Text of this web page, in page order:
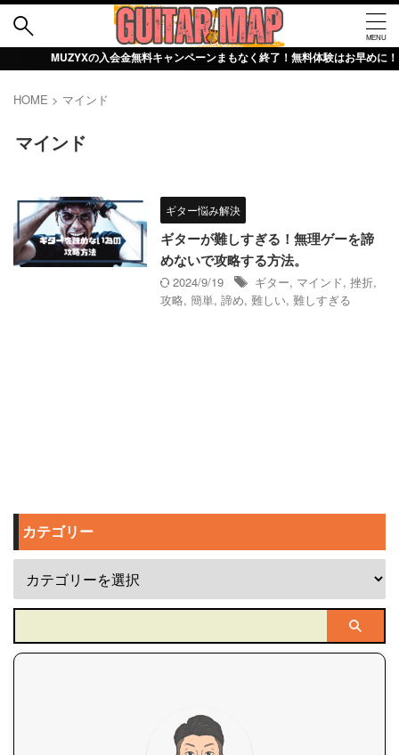
の入会金無料キャンペーンまもなく終了！無料体験はお早めに！詳細は【
HOME > マインド
マインド
ギター悩み解決
ギターが難しすぎる！無理ゲーを諦
めないで攻略する方法。
2024/9/19 ギター, マインド, 挫折,
攻略, 簡単, 諦め, 難しい, 難しすぎる
カテゴリー